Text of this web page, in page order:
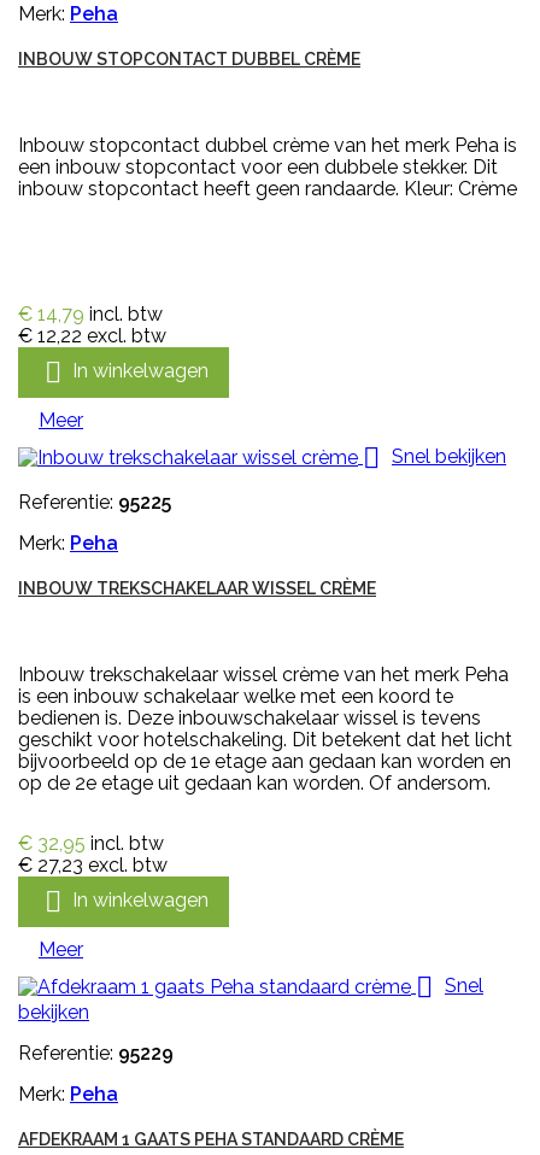
Merk: Peha
INBOUW STOPCONTACT DUBBEL CRÈME
Inbouw stopcontact dubbel crème van het merk Peha is
een inbouw stopcontact voor een dubbele stekker. Dit
inbouw stopcontact heeft geen randaarde. Kleur: Crème
€ 14,79 incl. btw
€ 12,22 excl. btw
 In winkelwagen
Meer
 Snel bekijken
Referentie: 95225
Merk: Peha
INBOUW TREKSCHAKELAAR WISSEL CRÈME
Inbouw trekschakelaar wissel crème van het merk Peha
is een inbouw schakelaar welke met een koord te
bedienen is. Deze inbouwschakelaar wissel is tevens
geschikt voor hotelschakeling. Dit betekent dat het licht
bijvoorbeeld op de 1e etage aan gedaan kan worden en
op de 2e etage uit gedaan kan worden. Of andersom.
€ 32,95 incl. btw
€ 27,23 excl. btw
 In winkelwagen
Meer
 Snel
bekijken
Referentie: 95229
Merk: Peha
AFDEKRAAM 1 GAATS PEHA STANDAARD CRÈME